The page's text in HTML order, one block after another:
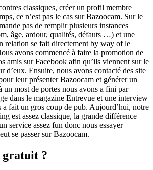
la
entrada
classiques, créer un profil membre
ce n’est pas le cas sur Bazoocam. Sur le
pas de remplir plusieurs instances
âge, ardour, qualités, défauts …) et une
relation se fait directement by way of le
avons commencé à faire la promotion de
amis sur Facebook afin qu’ils viennent sur le
d’eux. Ensuite, nous avons contacté des site
leur présenter Bazoocam et générer un
un most de portes nous avons a fini par
dans le magazine Entrevue et une interview
a fait un gros coup de pub. Aujourd’hui, notre
est assez classique, la grande différence
service assez fun donc nous essayer
se passer sur Bazoocam.
gratuit ?